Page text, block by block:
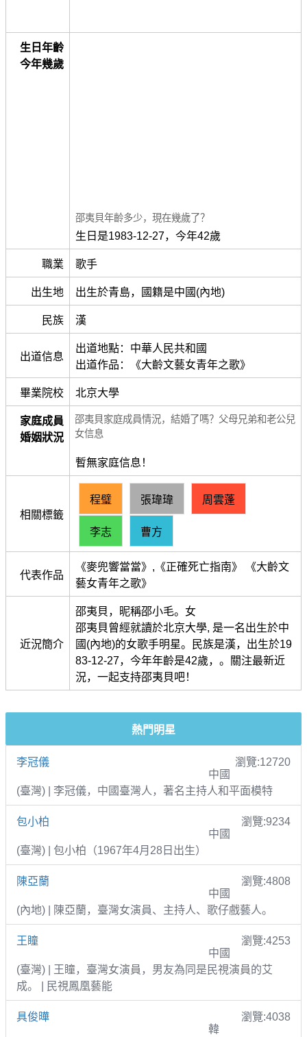
生日年齡
今年幾歲
邵夷貝年齡多少，現在幾歲了？
生日是1983-12-27，今年42歲
職業 歌手
出生地 出生於青島，國籍是中國(內地)
民族 漢
出道信息
出道地點：中華人民共和國
出道作品：《大齡文藝女青年之歌》
畢業院校 北京大學
家庭成員
婚姻狀況
邵夷貝家庭成員情況，結婚了嗎？父母兄弟和老公兒
女信息
暫無家庭信息！
相關標籤
程璧 張瑋瑋 周雲蓬
李志 曹方
代表作品
《麥兜響當當》,《正確死亡指南》 《大齡文
藝女青年之歌》
近況簡介
邵夷貝，昵稱邵小毛。女
邵夷貝曾經就讀於北京大學, 是一名出生於中
國(內地)的女歌手明星。民族是漢，出生於19
83-12-27，今年年齡是42歲，。關注最新近
況，一起支持邵夷貝吧！
熱門明星
李冠儀
瀏覽:12720
中國
(臺灣) | 李冠儀，中國臺灣人，著名主持人和平面模特
包小柏
瀏覽:9234
中國
(臺灣) | 包小柏（1967年4月28日出生）
陳亞蘭
瀏覽:4808
中國
(內地) | 陳亞蘭，臺灣女演員、主持人、歌仔戲藝人。
王瞳
瀏覽:4253
中國
(臺灣) | 王瞳，臺灣女演員，男友為同是民視演員的艾
成。 | 民視鳳凰藝能
具俊曄
瀏覽:4038
韓